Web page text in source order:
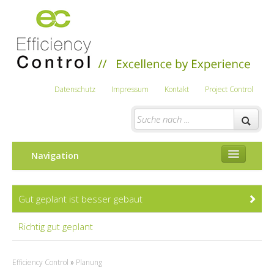
Datenschutz Impressum Kontakt Project Control
Navigation
Energieausweis/Beratung
Planung
Brandstätter Bau- und
Gut geplant ist besser gebaut
Richtig gut geplant
Efficiency Control » Planung